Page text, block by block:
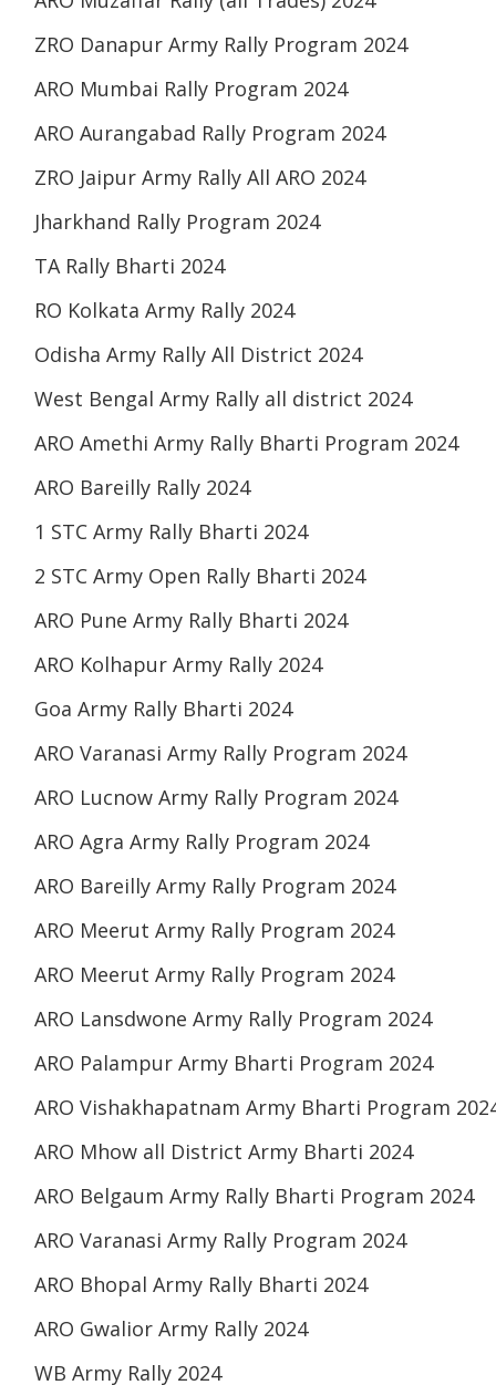
ZRO Danapur Army Rally Program 2024
ARO Mumbai Rally Program 2024
ARO Aurangabad Rally Program 2024
ZRO Jaipur Army Rally All ARO 2024
Jharkhand Rally Program 2024
TA Rally Bharti 2024
RO Kolkata Army Rally 2024
Odisha Army Rally All District 2024
West Bengal Army Rally all district 2024
ARO Amethi Army Rally Bharti Program 2024
ARO Bareilly Rally 2024
1 STC Army Rally Bharti 2024
2 STC Army Open Rally Bharti 2024
ARO Pune Army Rally Bharti 2024
ARO Kolhapur Army Rally 2024
Goa Army Rally Bharti 2024
ARO Varanasi Army Rally Program 2024
ARO Lucnow Army Rally Program 2024
ARO Agra Army Rally Program 2024
ARO Bareilly Army Rally Program 2024
ARO Meerut Army Rally Program 2024
ARO Meerut Army Rally Program 2024
ARO Lansdwone Army Rally Program 2024
ARO Palampur Army Bharti Program 2024
ARO Vishakhapatnam Army Bharti Program
ARO Mhow all District Army Bharti 2024
ARO Belgaum Army Rally Bharti Program 2024
ARO Varanasi Army Rally Program 2024
ARO Bhopal Army Rally Bharti 2024
ARO Gwalior Army Rally 2024
WB Army Rally 2024